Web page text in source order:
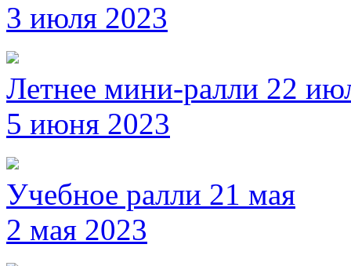
3 июля 2023
Летнее мини-ралли 22
5 июня 2023
Учебное ралли 21 мая
2 мая 2023